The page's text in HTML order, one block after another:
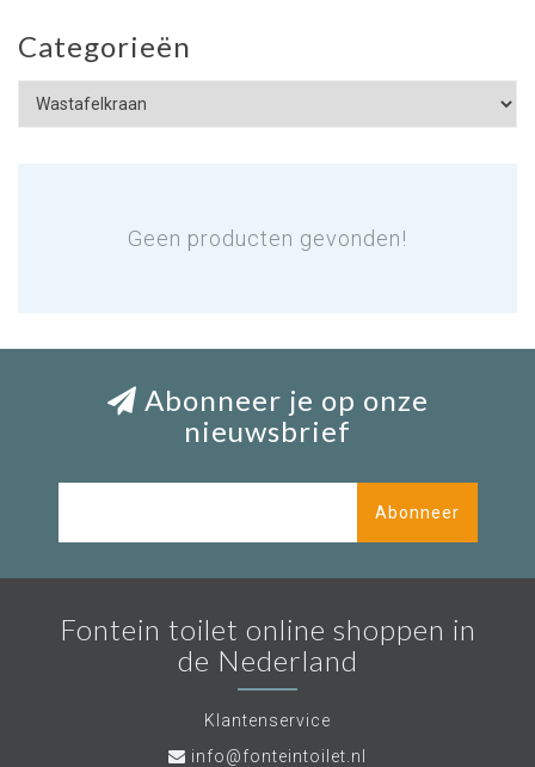
Categorieën
Geen producten gevonden!
Abonneer je op onze
nieuwsbrief
Abonneer
Fontein toilet online shoppen in
de Nederland
Klantenservice
info@fonteintoilet.nl